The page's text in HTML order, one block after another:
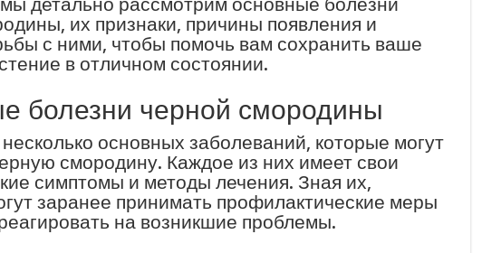
их признаки, причины появления и
с ними, чтобы помочь вам сохранить ваше
в отличном состоянии.
болезни черной смородины
основных заболеваний, которые могут
смородину. Каждое из них имеет свои
симптомы и методы лечения. Зная их,
заранее принимать профилактические меры
на возникшие проблемы.